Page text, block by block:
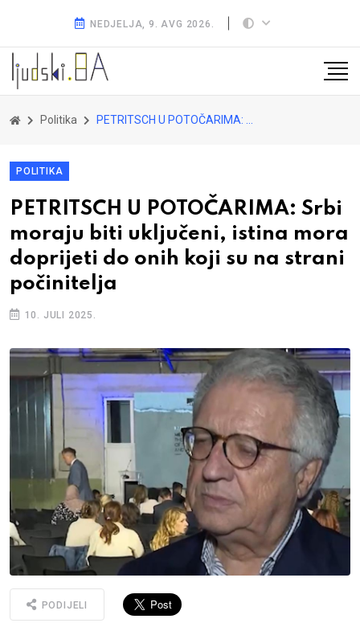
NEDJELJA, 9. AVG 2026.
Politika PETRITSCH U POTOČARIMA: Srbi moraju biti uključeni, istina mora doprijeti do onih koji su na strani počinitelja
POLITIKA
PETRITSCH U POTOČARIMA: Srbi
moraju biti uključeni, istina mora
doprijeti do onih koji su na strani
počinitelja
10. JULI 2025.
PODIJELI